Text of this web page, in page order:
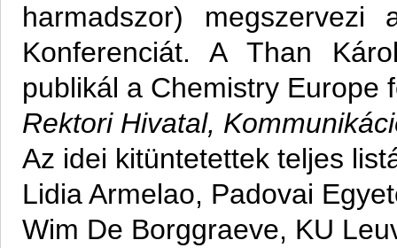
harmadszor) megszervezi
Konferenciát. A Than
publikál a Chemistry Europe
Rektori Hivatal,
Az idei kitüntetettek teljes
Lidia Armelao, Padovai
Wim De Borggraeve, KU